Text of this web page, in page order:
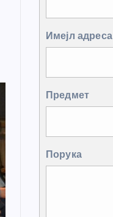
Имејл адреса
Предмет
Порука